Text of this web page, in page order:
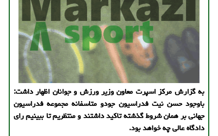
به گزارش مركز اسپرت معاون وزیر ورزش و جوانان اظهار داشت:
باوجود حسن نیت فدراسیون جودو متاسفانه مجموعه فدراسیون
جهانی بر همان شروط گذشته تاكید داشتند و منتظریم تا ببینیم رای
دادگاه عالی چه خواهد بود.